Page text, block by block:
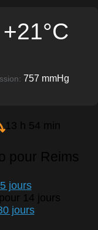
+21°C
757 mmHg
13 h 54 min
pour Reims
jours
14 jours
jours